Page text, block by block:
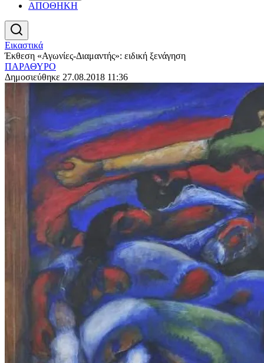
ΑΠΟΘΗΚΗ
Εικαστικά
Έκθεση «Αγωνίες-Διαμαντής»: ειδική ξενάγηση
ΠΑΡΑΘΥΡΟ
Δημοσιεύθηκε 27.08.2018 11:36